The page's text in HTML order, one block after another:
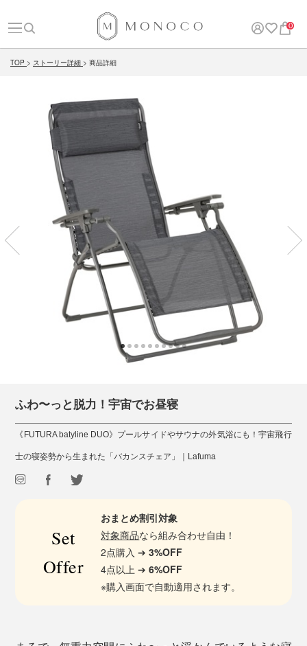
0
TOP ストーリー詳細 商品詳細
ふわ〜っと脱力！宇宙でお昼寝
《FUTURA batyline DUO》プールサイドやサウナの外気浴にも！宇宙飛行
士の寝姿勢から生まれた「バカンスチェア」｜Lafuma
Set
Offer
おまとめ割引対象
対象商品なら組み合わせ自由！
2点購入 ➔3%OFF
4点以上 ➔6%OFF
※購入画面で自動適用されます。